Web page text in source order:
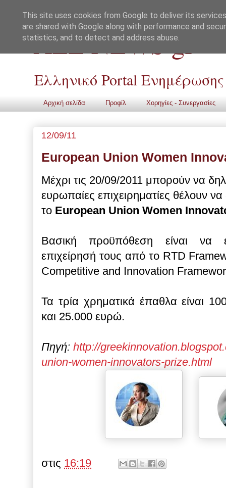
ALL NEWS gr
Ελληνικό Portal Ενημέρωσης
Αρχική σελίδα Προφίλ Χορηγίες - Συνεργασίες
12/09/11
European Union Women
Μέχρι τις 20/09/2011 μπορούν να
ευρωπαίες επιχειρηματίες θέλουν να
το European Union Women
Βασική προϋπόθεση είναι να
επιχείρησή τους από το RTD
Competitive and Innovation
Τα τρία χρηματικά έπαθλα είναι
και 25.000 ευρώ.
Πηγή: http://
union-women-innovators-prize.html
στις 16:19
This site uses cookies from Google to deliver its
are shared with Google along with performance and
statistics, and to detect and address abuse.